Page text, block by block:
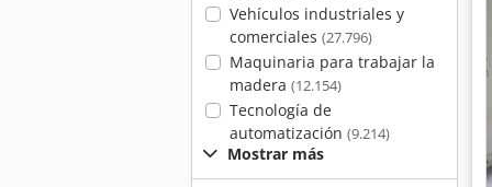
Vehículos industriales y
comerciales (27.796)
Maquinaria para trabajar la
madera (12.154)
Tecnología de
automatización (9.214)
Mostrar más